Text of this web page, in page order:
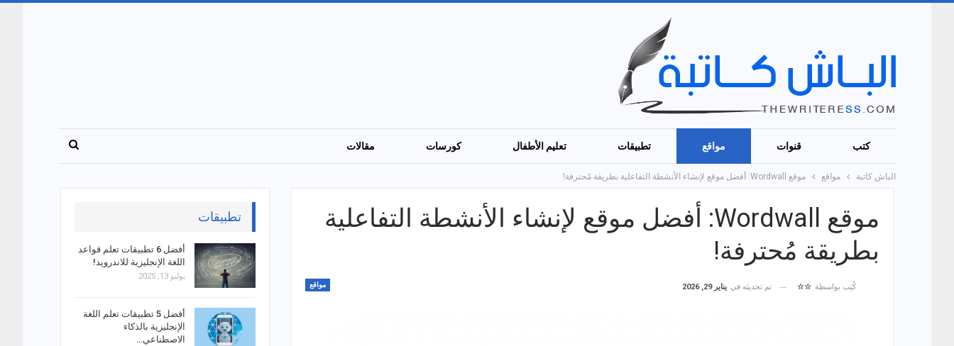
كتب قنوات مواقع تطبيقات تعليم الأطفال كورسات مقالات
الباش كاتبة مواقع موقع Wordwall: أفضل موقع لإنشاء الأنشطة التفاعلية بطريقة مُحترفة!
موقع Wordwall: أفضل موقع لإنشاء الأنشطة التفاعلية
بطريقة مُحترفة!
مواقع كُتِب بواسطة ☆☆ تم تحديثه في يناير 29, 2026
تطبيقات
أفضل 6 تطبيقات تعلم قواعد
اللغة الإنجليزية للاندرويد!
يوليو 13, 2025
أفضل 5 تطبيقات تعلم اللغة
الإنجليزية بالذكاء
الاصطناعي…